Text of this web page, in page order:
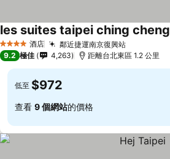
4 星級 酒店 鄰近捷運南京復興站
les suites taipei ching cheng
9.2 極佳 4,263 距離台北東區 1.2 公里
低至 $972
查看 9 個網站的價格